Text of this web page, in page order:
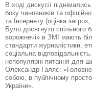
В ході дискусії
боку чиновників та
та Інтернету (оцінка
Було досягнуто спільного
ворожнечі» в ЗМІ мають
стандарти журналістики,
соціальна
непопулярні питання для
Олександр Галяс:
собою, в публічному
України».